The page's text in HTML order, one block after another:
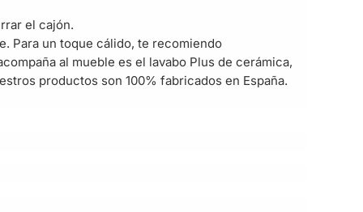
el cajón.
Para un toque cálido, te recomiendo
al mueble es el lavabo Plus de cerámica,
productos son 100% fabricados en España.